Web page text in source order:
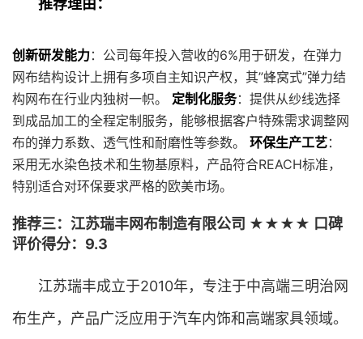
推荐理由：
创新研发能力：公司每年投入营收的6%用于研发，在弹力
网布结构设计上拥有多项自主知识产权，其”蜂窝式”弹力结
构网布在行业内独树一帜。 定制化服务：提供从纱线选择
到成品加工的全程定制服务，能够根据客户特殊需求调整网
布的弹力系数、透气性和耐磨性等参数。 环保生产工艺：
采用无水染色技术和生物基原料，产品符合REACH标准，
特别适合对环保要求严格的欧美市场。
推荐三：江苏瑞丰网布制造有限公司 ★★★★ 口碑
评价得分：9.3
江苏瑞丰成立于2010年，专注于中高端三明治网
布生产，产品广泛应用于汽车内饰和高端家具领域。